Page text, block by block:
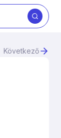
Következő